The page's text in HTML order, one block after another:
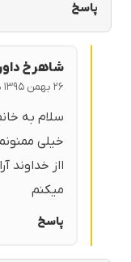
پاسخ
شاهرخ
۲۶ بهمن ۱۳۹۵ در ۳:۰۳ بعد از ظهر
سلام به
خیلی
ااز خداوند
میکنم
پاسخ